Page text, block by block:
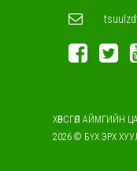
ХӨВСГӨЛ АЙМГИЙН
2026 © БҮХ ЭРХ